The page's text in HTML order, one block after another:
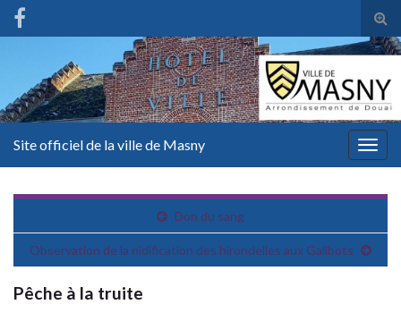
Site officiel de la ville de Masny
Don du sang
Observation de la nidification des hirondelles aux Galibots
Pêche à la truite